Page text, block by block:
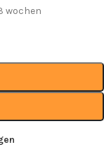
wochen